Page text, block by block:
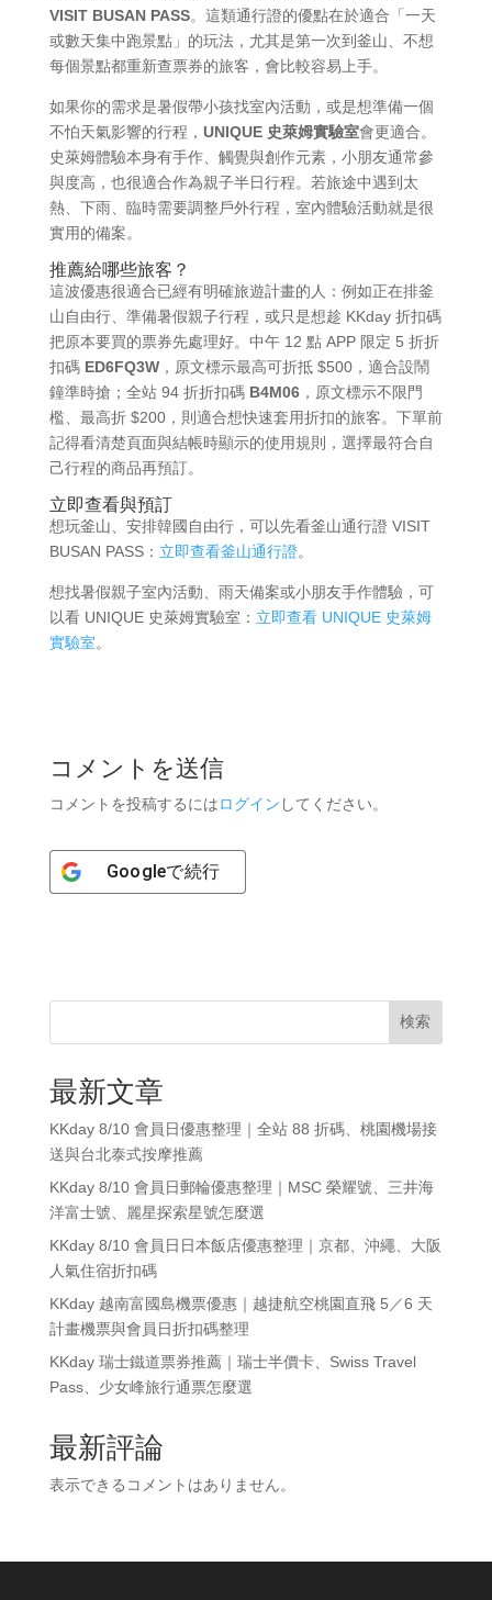
VISIT BUSAN PASS。這類通行證的優點在於適合「一天
或數天集中跑景點」的玩法，尤其是第一次到釜山、不想
每個景點都重新查票券的旅客，會比較容易上手。
如果你的需求是暑假帶小孩找室內活動，或是想準備一個
不怕天氣影響的行程， UNIQUE 史萊姆實驗室會更適合。
史萊姆體驗本身有手作、觸覺與創作元素，小朋友通常參
與度高，也很適合作為親子半日行程。若旅途中遇到太
熱、下雨、臨時需要調整戶外行程，室內體驗活動就是很
實用的備案。
推薦給哪些旅客？
這波優惠很適合已經有明確旅遊計畫的人：例如正在排釜
山自由行、準備暑假親子行程，或只是想趁 KKday 折扣碼
把原本要買的票券先處理好。中午 12 點 APP 限定 5 折折
扣碼 ED6FQ3W，原文標示最高可折抵 $500，適合設鬧
鐘準時搶；全站 94 折折扣碼 B4M06，原文標示不限門
檻、最高折 $200，則適合想快速套用折扣的旅客。下單前
記得看清楚頁面與結帳時顯示的使用規則，選擇最符合自
己行程的商品再預訂。
立即查看與預訂
想玩釜山、安排韓國自由行，可以先看釜山通行證 VISIT
BUSAN PASS： 立即查看釜山通行證。
想找暑假親子室內活動、雨天備案或小朋友手作體驗，可
以看 UNIQUE 史萊姆實驗室： 立即查看 UNIQUE 史萊姆
實驗室。
コメントを送信
コメントを投稿するにはログイン してください。
Googleで続行
検索
最新文章
KKday 8/10 會員日優惠整理｜全站 88 折碼、桃園機場接
送與台北泰式按摩推薦
KKday 8/10 會員日郵輪優惠整理｜MSC 榮耀號、三井海
洋富士號、麗星探索星號怎麼選
KKday 8/10 會員日日本飯店優惠整理｜京都、沖繩、大阪
人氣住宿折扣碼
KKday 越南富國島機票優惠｜越捷航空桃園直飛 5／6 天
計畫機票與會員日折扣碼整理
KKday 瑞士鐵道票券推薦｜瑞士半價卡、Swiss Travel
Pass、少女峰旅行通票怎麼選
最新評論
表示できるコメントはありません。